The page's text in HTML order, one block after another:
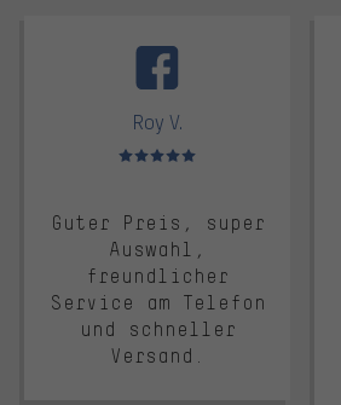
Roy V.
Bewertungen: 5 von 5
Guter Preis, super
Auswahl,
freundlicher
Service am Telefon
und schneller
Versand.